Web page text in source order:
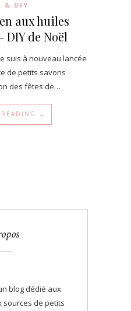
& DIY
aux huiles
DIY de Noël
suis à nouveau lancée
de petits savons
des fêtes de…
→
blog dédié aux
sources de petits